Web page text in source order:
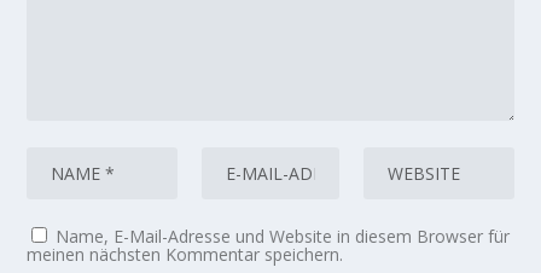
Name, E-Mail-Adresse und Website in diesem Browser für
meinen nächsten Kommentar speichern.